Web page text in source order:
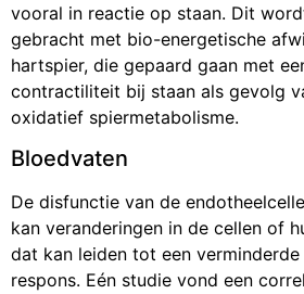
vooral in reactie op staan. Dit
gebracht met bio-energetische
hartspier, die gepaard gaan met
contractiliteit bij staan als gevolg
oxidatief spiermetabolisme.
Bloedvaten
De disfunctie van de
kan veranderingen in de cellen of
dat kan leiden tot een
respons. Eén studie vond een